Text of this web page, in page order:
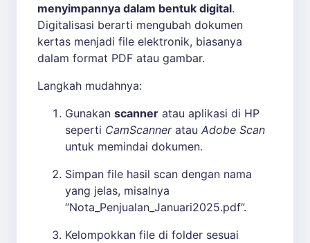
menyimpannya dalam bentuk digital.
Digitalisasi berarti mengubah dokumen
kertas menjadi file elektronik, biasanya
dalam format PDF atau gambar.
Langkah mudahnya:
Gunakan scanner atau aplikasi di HP
seperti CamScanneratau Adobe Scan
untuk memindai dokumen.
Simpan file hasil scan dengan nama
yang jelas, misalnya
“Nota_Penjualan_Januari2025.pdf”.
Kelompokkan file di folder sesuai